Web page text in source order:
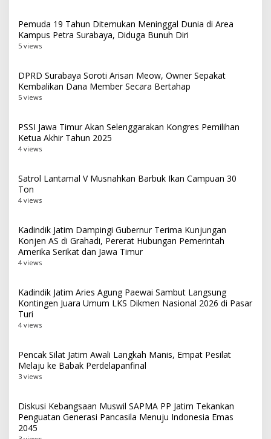
Pemuda 19 Tahun Ditemukan Meninggal Dunia di Area
Kampus Petra Surabaya, Diduga Bunuh Diri
5 views
DPRD Surabaya Soroti Arisan Meow, Owner Sepakat
Kembalikan Dana Member Secara Bertahap
5 views
PSSI Jawa Timur Akan Selenggarakan Kongres Pemilihan
Ketua Akhir Tahun 2025
4 views
Satrol Lantamal V Musnahkan Barbuk Ikan Campuan 30
Ton
4 views
Kadindik Jatim Dampingi Gubernur Terima Kunjungan
Konjen AS di Grahadi, Pererat Hubungan Pemerintah
Amerika Serikat dan Jawa Timur
4 views
Kadindik Jatim Aries Agung Paewai Sambut Langsung
Kontingen Juara Umum LKS Dikmen Nasional 2026 di Pasar
Turi
4 views
Pencak Silat Jatim Awali Langkah Manis, Empat Pesilat
Melaju ke Babak Perdelapanfinal
3 views
Diskusi Kebangsaan Muswil SAPMA PP Jatim Tekankan
Penguatan Generasi Pancasila Menuju Indonesia Emas
2045